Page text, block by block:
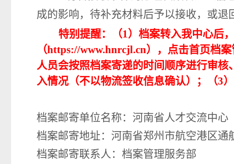
成的影响，待补充材料后予以接收，或退
特别提醒：（1）档案转入我中心后
（https://www.hnrcjl.cn） ， 点击首页档
人员会按照档案寄递的时间顺序进行审
入情况（不以物流签收信息确认）；（3
档案邮寄单位名称：河南省人才交流中心
档案邮寄地址：河南省郑州市航空港区通
档案邮寄联系人：档案管理服务部